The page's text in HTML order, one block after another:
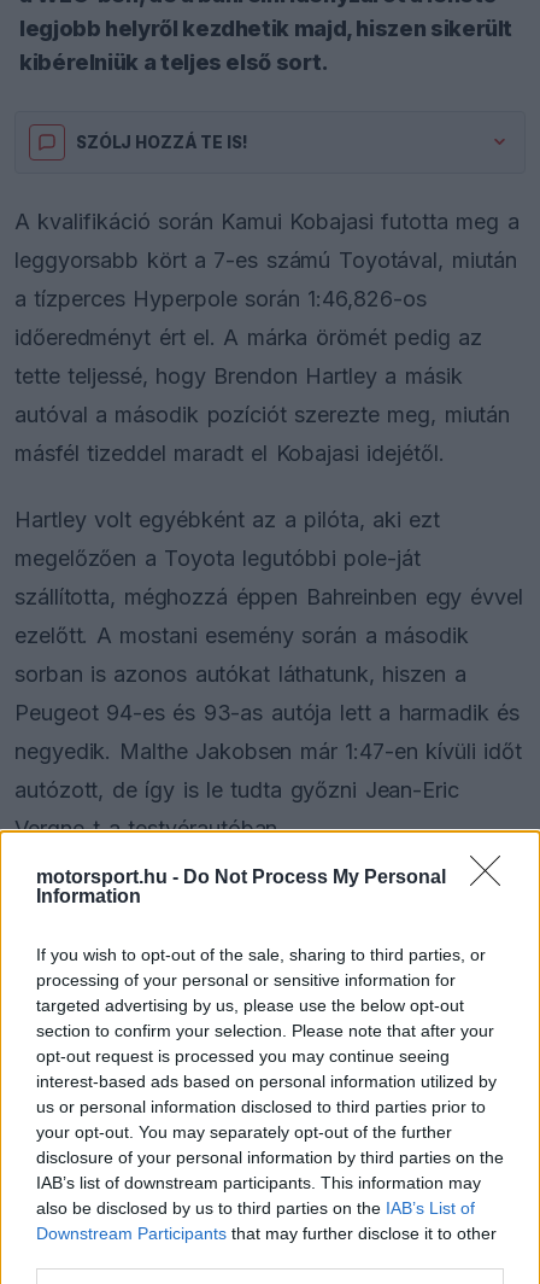
motorsport.hu - Do Not Process My Personal
Information
If you wish to opt-out of the sale, sharing to third parties, or
processing of your personal or sensitive information for
targeted advertising by us, please use the below opt-out
section to confirm your selection. Please note that after your
opt-out request is processed you may continue seeing
interest-based ads based on personal information utilized by
us or personal information disclosed to third parties prior to
your opt-out. You may separately opt-out of the further
disclosure of your personal information by third parties on the
IAB’s list of downstream participants. This information may
also be disclosed by us to third parties on the IAB’s List of
Downstream Participants that may further disclose it to other
legjobb helyről kezdhetik majd, hiszen sikerült
kibérelniük a teljes első sort.
SZÓLJ HOZZÁ TE IS!
A kvalifikáció során Kamui Kobajasi futotta meg a
leggyorsabb kört a 7-es számú Toyotával, miután
a tízperces Hyperpole során 1:46,826-os
időeredményt ért el. A márka örömét pedig az
tette teljessé, hogy Brendon Hartley a másik
autóval a második pozíciót szerezte meg, miután
másfél tizeddel maradt el Kobajasi idejétől.
Hartley volt egyébként az a pilóta, aki ezt
megelőzően a Toyota legutóbbi pole-ját
szállította, méghozzá éppen Bahreinben egy évvel
ezelőtt. A mostani esemény során a második
sorban is azonos autókat láthatunk, hiszen a
Peugeot 94-es és 93-as autója lett a harmadik és
negyedik. Malthe Jakobsen már 1:47-en kívüli időt
autózott, de így is le tudta győzni Jean-Eric
Vergne-t a testvérautóban.
Video
is
is
a
modal
window.
the server or network failed or because the format
is not supported.
Az ötödik legjobb időt eközben Alex Lynn futotta